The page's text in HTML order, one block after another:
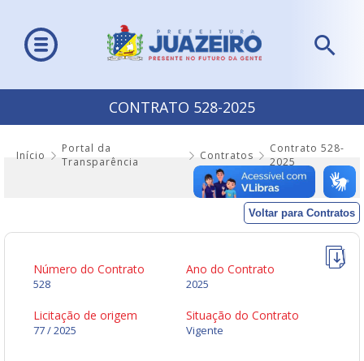
CONTRATO 528-2025
Início
Portal da
Transparência
Contratos
Contrato 528-
2025
Voltar para Contratos
Número do Contrato
528
Ano do Contrato
2025
Licitação de origem
77 / 2025
Situação do Contrato
Vigente